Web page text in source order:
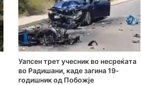
Уапсен трет учесник во несреќата
во Радишани, каде загина 19-
годишник од Побожје